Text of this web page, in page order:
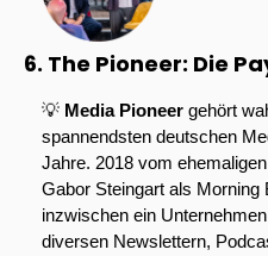
6. The Pioneer: Die
💡 Media Pioneer gehört
spannendsten deutschen
Jahre. 2018 vom
Gabor Steingart als Morning
inzwischen ein
diversen Newslettern,